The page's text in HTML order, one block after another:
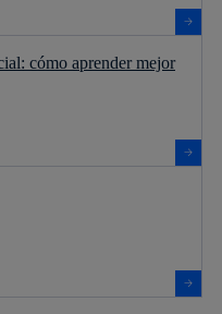
cómo aprender mejor